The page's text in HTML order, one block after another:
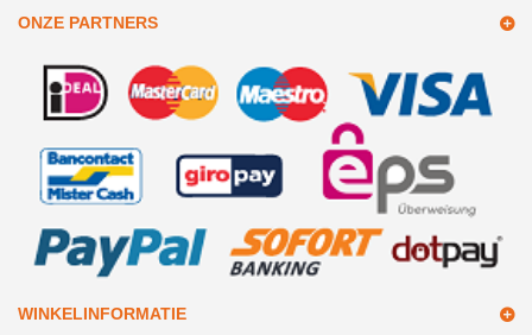
ONZE PARTNERS
WINKELINFORMATIE